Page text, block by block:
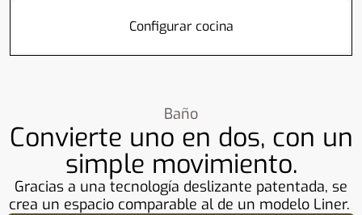
Configurar cocina
Baño
Convierte uno en dos, con un
simple movimiento.
Gracias a una tecnología deslizante patentada, se
crea un espacio comparable al de un modelo Liner.